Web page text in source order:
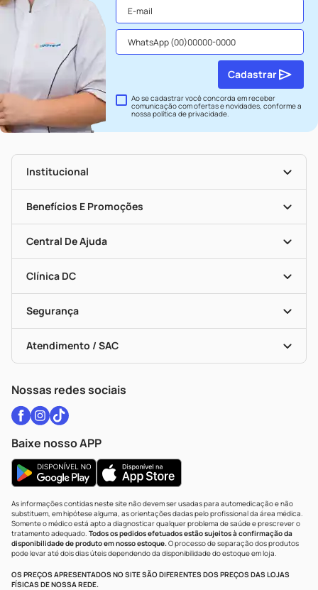
Ao se cadastrar você concorda em receber
comunicação com ofertas e novidades, conforme a
nossapolítica de privacidade.
Cadastrar
Institucional
História
Nossas Lojas
Seja Uma Loja Parceira
Mapa De Categorias
Benefícios E Promoções
Clube DC
Convênios
Programa Popular Do Brasil
Encarte De Ofertas
Dermaclub
Cupons E Ofertas
Black Friday
Central De Ajuda
Entrega
Recompra Programada
Alomed
Formas De Pagamento
Troca E Devolução
Bulas De A A Z
Políticas De Marketplace
Clínica DC
Vacinas
Serviços Farmacêuticos
Testes Rápidos
Autoteste Covid-19
Vacinas
Segurança
Certificado De Segurança
Portal Da Privacidade
Atendimento / SAC
WhatsApp (47) 9202-1687
Nossas redes sociais
Baixe nosso APP
As informações contidas neste site não devem ser usadas para automedicação e não
substituem, em hipótese alguma, as orientações dadas pelo profissional da área médica.
Somente o médico está apto a diagnosticar qualquer problema de saúde e prescrever o
tratamento adequado. Todos os pedidos efetuados estão sujeitos à confirmação da
disponibilidade de produto em nosso estoque.O processo de separação dos produtos
pode levar até dois dias úteis dependendo da disponibilidade do estoque em loja.
OS PREÇOS APRESENTADOS NO SITE SÃO DIFERENTES DOS PREÇOS DAS LOJAS
FÍSICAS DE NOSSA REDE.